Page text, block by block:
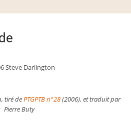
Steve Darlington
tiré dePTGPTBn°28(2006), et traduit par
Pierre Buty